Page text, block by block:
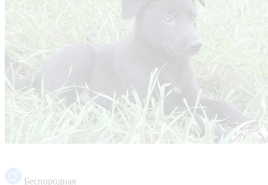
Беспородная